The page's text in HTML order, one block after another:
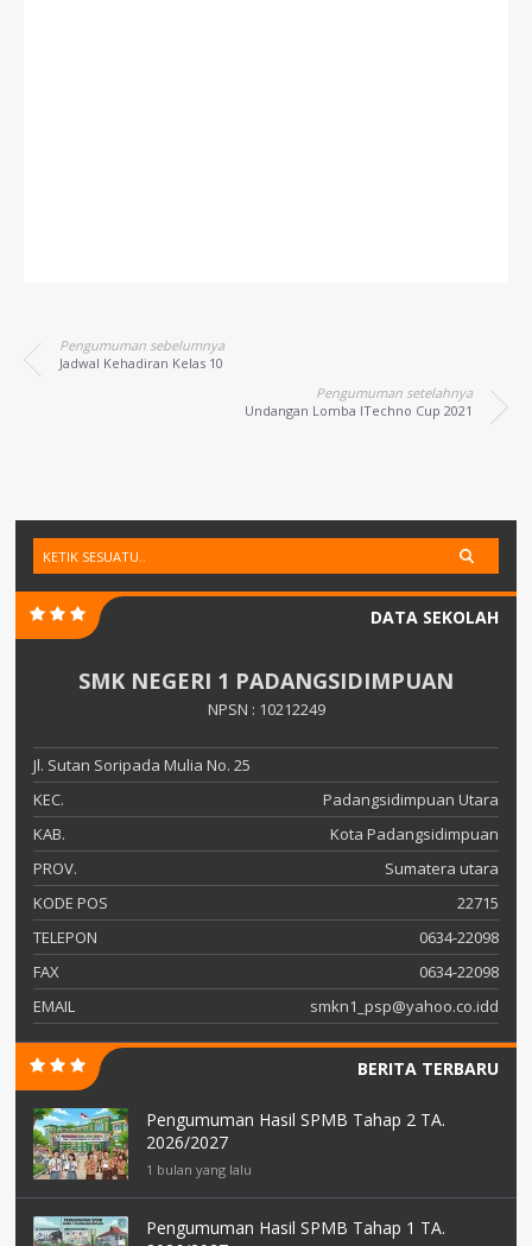
Pengumuman sebelumnya
Jadwal Kehadiran Kelas 10
Pengumuman setelahnya
Undangan Lomba ITechno Cup 2021
DATA SEKOLAH
SMK NEGERI 1 PADANGSIDIMPUAN
NPSN : 10212249
Jl. Sutan Soripada Mulia No. 25
KEC.
Padangsidimpuan Utara
KAB.
Kota Padangsidimpuan
PROV.
Sumatera utara
KODE POS
22715
TELEPON
0634-22098
FAX
0634-22098
EMAIL
smkn1_psp@yahoo.co.idd
BERITA TERBARU
Pengumuman Hasil SPMB Tahap 2 TA.
2026/2027
1 bulan yang lalu
Pengumuman Hasil SPMB Tahap 1 TA.